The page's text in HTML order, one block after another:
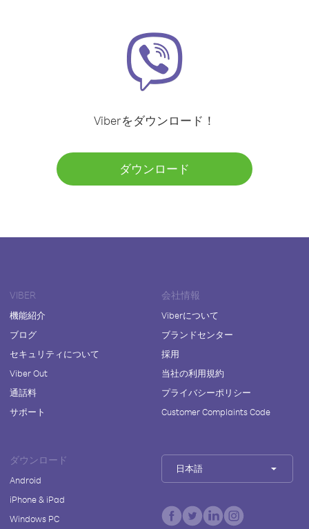
Viberをダウンロード！
ダウンロード
VIBER
機能紹介
ブログ
セキュリティについて
Viber Out
通話料
サポート
会社情報
Viberについて
ブランドセンター
採用
当社の利用規約
プライバシーポリシー
Customer Complaints Code
ダウンロード
Android
iPhone & iPad
Windows PC
日本語